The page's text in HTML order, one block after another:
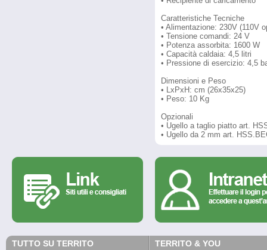
Caratteristiche Tecniche
• Alimentazione: 230V (110V
• Tensione comandi: 24 V
• Potenza assorbita: 1600 W
• Capacità caldaia: 4,5 litri
• Pressione di esercizio: 4,5
Dimensioni e Peso
• LxPxH: cm (26x35x25)
• Peso: 10 Kg
Opzionali
• Ugello a taglio piatto art.
• Ugello da 2 mm art.
TUTTO SU TERRITO TERRITO & YOU